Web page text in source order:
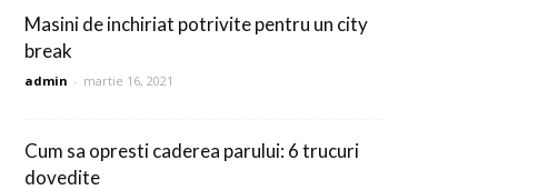
Masini de inchiriat potrivite pentru un city
break
admin - martie 16, 2021
Cum sa opresti caderea parului: 6 trucuri
dovedite